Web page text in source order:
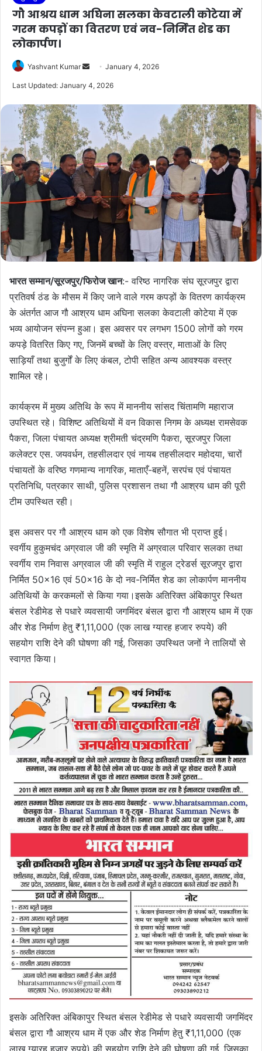
गौ आश्रय धाम अघिना सलका केवटाली कोटेया में
गरम कपड़ों का वितरण एवं नव-निर्मित शेड का
लोकार्पण।
Yashvant Kumar
Send January 4, 2026
Last Updated: January 4, 2026
भारत सम्मान/सूरजपुर/फिरोज खान:- वरिष्ठ नागरिक संघ सूरजपुर द्वारा
प्रतिवर्ष ठंड के मौसम में किए जाने वाले गरम कपड़ों के वितरण कार्यक्रम
के अंतर्गत आज गौ आश्रय धाम अघिना सलका केवटाली कोटेया में एक
भव्य आयोजन संपन्न हुआ। इस अवसर पर लगभग 1500 लोगों को गरम
कपड़े वितरित किए गए, जिनमें बच्चों के लिए वस्त्र, माताओं के लिए
साड़ियाँ तथा बुजुर्गों के लिए कंबल, टोपी सहित अन्य आवश्यक वस्त्र
शामिल रहे।
कार्यक्रम में मुख्य अतिथि के रूप में माननीय सांसद चिंतामणि महाराज
उपस्थित रहे। विशिष्ट अतिथियों में वन विकास निगम के अध्यक्ष रामसेवक
पैकरा, जिला पंचायत अध्यक्ष श्रीमती चंद्रमणि पैकरा, सूरजपुर जिला
कलेक्टर एस. जयवर्धन, तहसीलदार एवं नायब तहसीलदार महोदया, चारों
पंचायतों के वरिष्ठ गणमान्य नागरिक, माताएँ-बहनें, सरपंच एवं पंचायत
प्रतिनिधि, पत्रकार साथी, पुलिस प्रशासन तथा गौ आश्रय धाम की पूरी
टीम उपस्थित रही।
इस अवसर पर गौ आश्रय धाम को एक विशेष सौगात भी प्राप्त हुई।
स्वर्गीय हुकुमचंद अग्रवाल जी की स्मृति में अग्रवाल परिवार सलका तथा
स्वर्गीय राम निवास अग्रवाल जी की स्मृति में राहुल ट्रेडर्स सूरजपुर द्वारा
निर्मित 50×16 एवं 50×16 के दो नव-निर्मित शेड का लोकार्पण माननीय
अतिथियों के करकमलों से किया गया।इसके अतिरिक्त अंबिकापुर स्थित
बंसल रेडीमेड से पधारे व्यवसायी जगमिंदर बंसल द्वारा गौ आश्रय धाम में एक
और शेड निर्माण हेतु ₹1,11,000 (एक लाख ग्यारह हजार रुपये) की
सहयोग राशि देने की घोषणा की गई, जिसका उपस्थित जनों ने तालियों से
स्वागत किया।
इसके अतिरिक्त अंबिकापुर स्थित बंसल रेडीमेड से पधारे व्यवसायी जगमिंदर
बंसल द्वारा गौ आश्रय धाम में एक और शेड निर्माण हेतु ₹1,11,000 (एक